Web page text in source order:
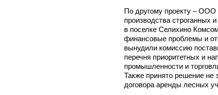
По другому проекту – ООО
производства строганных
в поселке Селихино
финансовые проблемы и
вынудили комиссию
перечня приоритетных и
промышленности и
Также принято решение
договора аренды лесных